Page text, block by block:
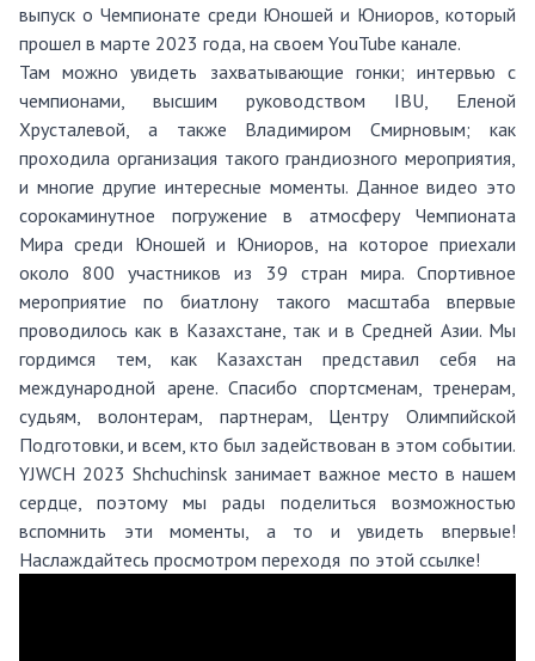
выпуск о Чемпионате среди Юношей и Юниоров, который
прошел в марте 2023 года, на своем YouTube канале.
Там можно увидеть захватывающие гонки; интервью с
чемпионами, высшим руководством IBU, Еленой
Хрусталевой, а также Владимиром Смирновым; как
проходила организация такого грандиозного мероприятия,
и многие другие интересные моменты. Данное видео это
сорокаминутное погружение в атмосферу Чемпионата
Мира среди Юношей и Юниоров, на которое приехали
около 800 участников из 39 стран мира. Спортивное
мероприятие по биатлону такого масштаба впервые
проводилось как в Казахстане, так и в Средней Азии. Мы
гордимся тем, как Казахстан представил себя на
международной арене. Спасибо спортсменам, тренерам,
судьям, волонтерам, партнерам, Центру Олимпийской
Подготовки, и всем, кто был задействован в этом событии.
YJWCH 2023 Shchuchinsk занимает важное место в нашем
сердце, поэтому мы рады поделиться возможностью
вспомнить эти моменты, а то и увидеть впервые!
Наслаждайтесь просмотром переходя по этой ссылке!